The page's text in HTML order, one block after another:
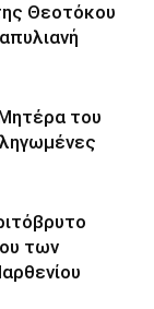
Θεοτόκου
του
των